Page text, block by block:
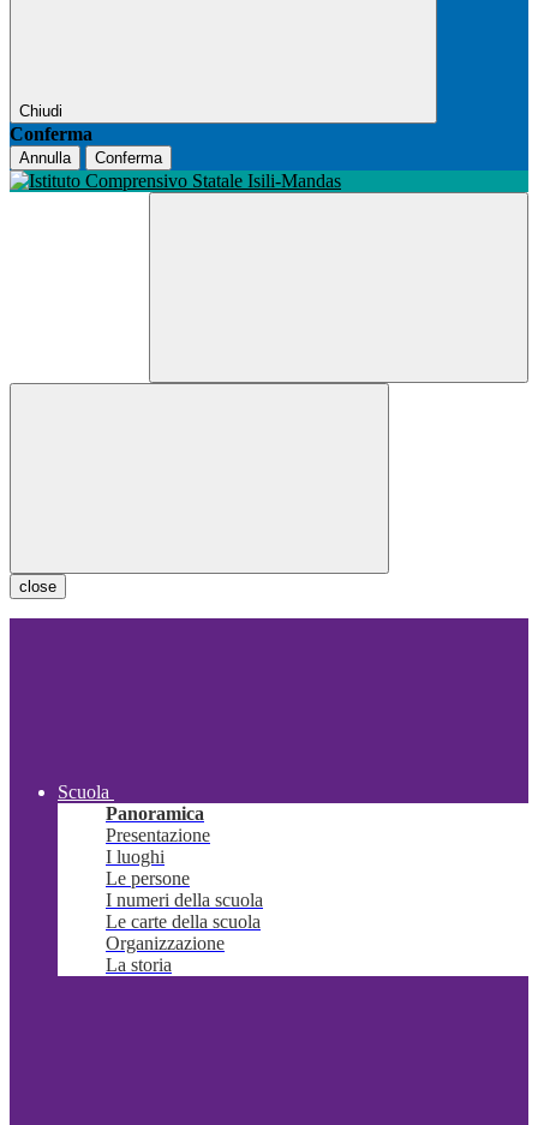
Chiudi
Conferma
Annulla Conferma
close
Scuola
Panoramica
Presentazione
I luoghi
Le persone
I numeri della scuola
Le carte della scuola
Organizzazione
La storia